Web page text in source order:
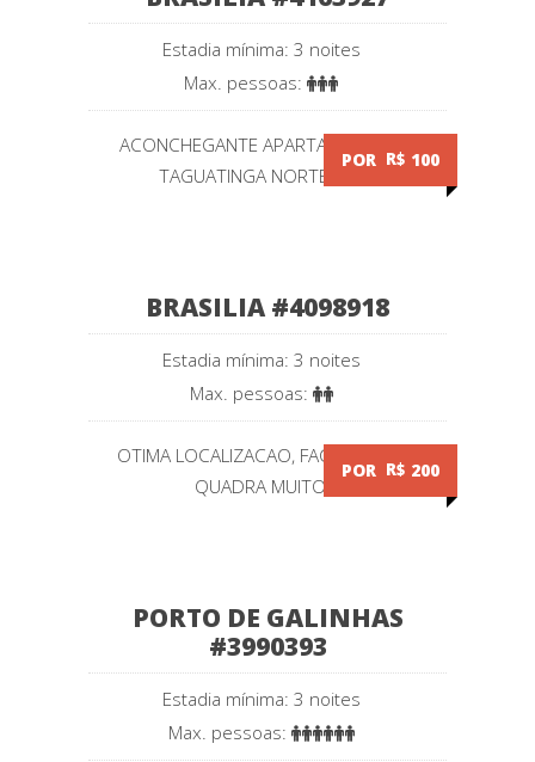
Estadia mínima: 3 noites
Max. pessoas:
ACONCHEGANTE APARTAMENTO EM
TAGUATINGA NORTE - QI...
POR R$ 100
BRASILIA #4098918
Estadia mínima: 3 noites
Max. pessoas:
OTIMA LOCALIZACAO, FACIL ACESSO,
QUADRA MUITO...
POR R$ 200
PORTO DE GALINHAS
#3990393
Estadia mínima: 3 noites
Max. pessoas: